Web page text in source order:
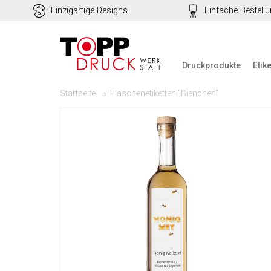
Einzigartige Designs Einfache
Druckprodukte
Startseite Flaschenetiketten "Bienchen"